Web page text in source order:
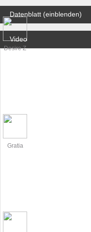
Desire Z
Gratia
Datenblatt (einblenden)
Video